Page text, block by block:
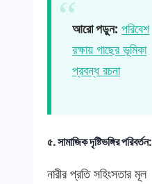
আরো পড়ুন: পরিবেশ
রক্ষায় গাছের ভূমিকা
প্রবন্ধ রচনা
৫. সামাজিক দৃষ্টিভঙ্গির পরিবর্তন:
নারীর প্রতি সহিংসতার মূল